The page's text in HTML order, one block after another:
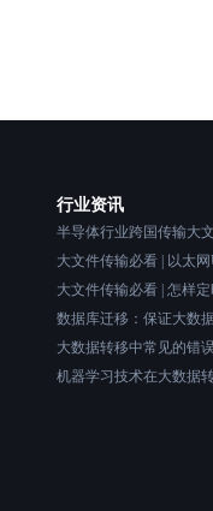
行业资讯
半导体行业跨国传输大
大文件传输必看 | 以太
大文件传输必看 | 怎样
数据库迁移：保证大数
大数据转移中常见的错
机器学习技术在大数据